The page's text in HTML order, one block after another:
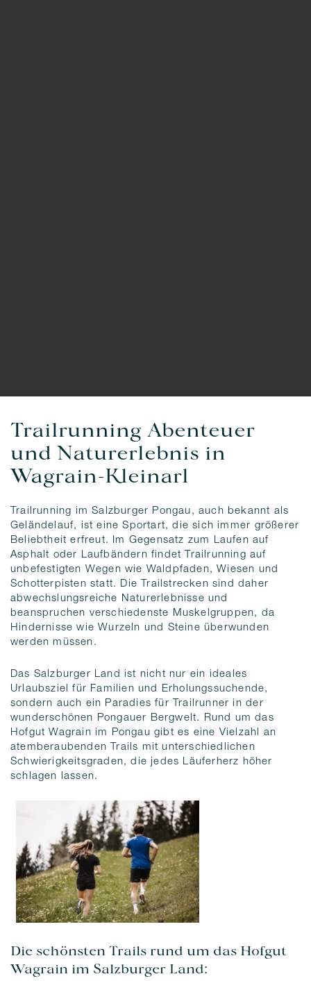
Trailrunning Abenteuer
und Naturerlebnis in
Wagrain-Kleinarl
Trailrunning im Salzburger Pongau, auch bekannt als
Geländelauf, ist eine Sportart, die sich immer größerer
Beliebtheit erfreut. Im Gegensatz zum Laufen auf
Asphalt oder Laufbändern findet Trailrunning auf
unbefestigten Wegen wie Waldpfaden, Wiesen und
Schotterpisten statt. Die Trailstrecken sind daher
abwechslungsreiche Naturerlebnisse und
beanspruchen verschiedenste Muskelgruppen, da
Hindernisse wie Wurzeln und Steine überwunden
werden müssen.
Das Salzburger Land ist nicht nur ein ideales
Urlaubsziel für Familien und Erholungssuchende,
sondern auch ein Paradies für Trailrunner in der
wunderschönen Pongauer Bergwelt. Rund um das
Hofgut Wagrain im Pongau gibt es eine Vielzahl an
atemberaubenden Trails mit unterschiedlichen
Schwierigkeitsgraden, die jedes Läuferherz höher
schlagen lassen.
Die schönsten Trails rund um das Hofgut
Wagrain im Salzburger Land: